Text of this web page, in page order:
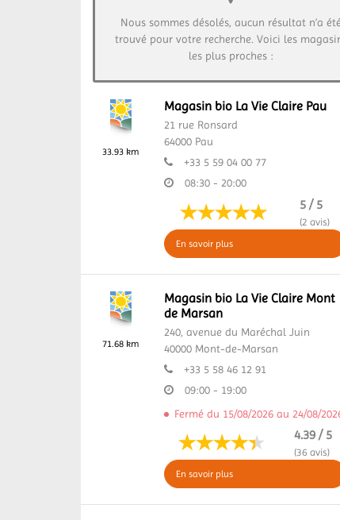
Nous sommes désolés, aucun résultat n’a
trouvé pour votre recherche. Voici les
les plus proches :
33.93 km
Magasin bio La Vie Claire Pau
21 rue Ronsard
64000 Pau
+33 5 59 04 00 77
08:30 - 20:00
5 / 5
(2 avis)
En savoir plus
71.68 km
Magasin bio La Vie Claire Mont
de Marsan
240, avenue du Maréchal Juin
40000 Mont-de-Marsan
+33 5 58 46 12 91
09:00 - 19:00
Fermé du 15/08/2026 au 24/08/
4.39 / 5
(36 avis)
En savoir plus